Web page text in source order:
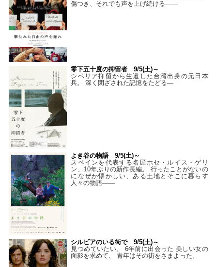
傷つき、それでも声を上げ続ける——
零下五十度の抑留者 9/5(土)～
シベリア抑留から生還した台湾出身の元日本
兵。 深く閉ざされた記憶をたどる—
よき谷の物語 9/5(土)～
スペインを代表する名匠ホセ・ルイス・ゲリ
ン、10年ぶりの新作長編。 行ったことがないの
になぜか懐かしい、ある土地とそこに暮らす
人々の物語――
シルビアのいる街で 9/5(土)～
見つめていたい。 6年前に出会った 美しい女の
面影を求めて、 青年はその街をさまよった。